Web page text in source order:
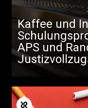
Kaffee und
APS und